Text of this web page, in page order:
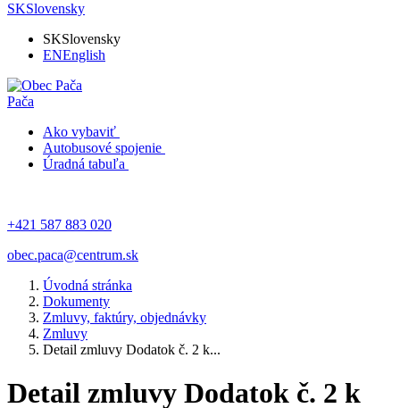
SKSlovensky
SKSlovensky
ENEnglish
Pača
Ako vybaviť
Autobusové spojenie
Úradná tabuľa
+421 587 883 020
obec.paca@centrum.sk
Úvodná stránka
Dokumenty
Zmluvy, faktúry, objednávky
Zmluvy
Detail zmluvy Dodatok č. 2 k...
Detail zmluvy Dodatok č. 2 k